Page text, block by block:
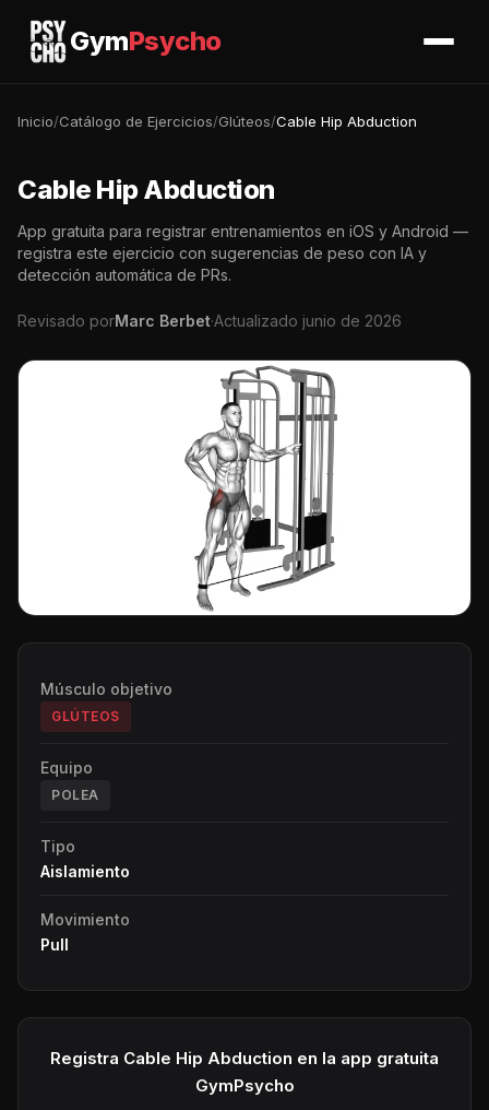
GymPsycho
Inicio/Catálogo de Ejercicios/Glúteos/Cable Hip Abduction
Cable Hip Abduction
App gratuita para registrar entrenamientos en iOS y Android —
registra este ejercicio con sugerencias de peso con IA y
detección automática de PRs.
Revisado porMarc Berbet·Actualizado junio de 2026
Músculo objetivo
GLÚTEOS
Equipo
POLEA
Tipo
Aislamiento
Movimiento
Pull
Registra Cable Hip Abduction en la app gratuita
GymPsycho